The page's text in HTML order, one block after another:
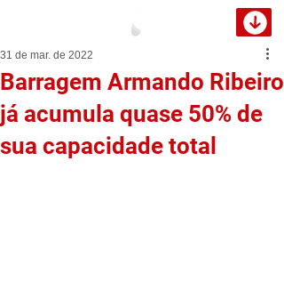
Barragem Armando Ribeiro
já acumula quase 50% de
sua capacidade total
31 de mar. de 2022